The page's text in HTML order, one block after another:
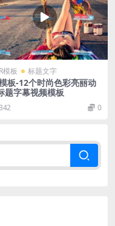
模板 标题文字
板-12个时尚色彩亮丽动
题字幕视频模板
0